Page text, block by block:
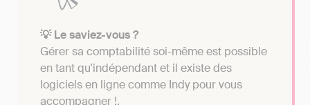
💡 Le saviez-vous ?
Gérer sa comptabilité soi-même est possible
en tant qu'indépendant et il existe des
logiciels en ligne comme Indy pour vous
accompagner !.